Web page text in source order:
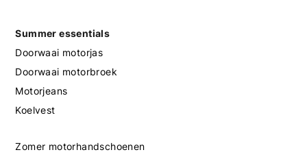
Summer essentials
Doorwaai motorjas
Doorwaai motorbroek
Motorjeans
Koelvest
Zomer motorhandschoenen